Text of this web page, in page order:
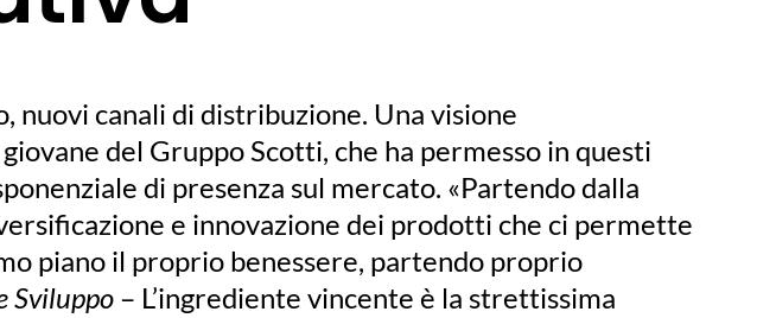
canali di distribuzione. Una visione
del Gruppo Scotti, che ha permesso in questi
di presenza sul mercato. «Partendo dalla
e innovazione dei prodotti che ci permette
piano il proprio benessere, partendo proprio
Sviluppo – L’ingrediente vincente è la strettissima